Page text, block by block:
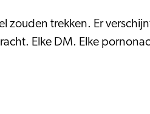
zouden trekken. Er
Elke DM. Elke